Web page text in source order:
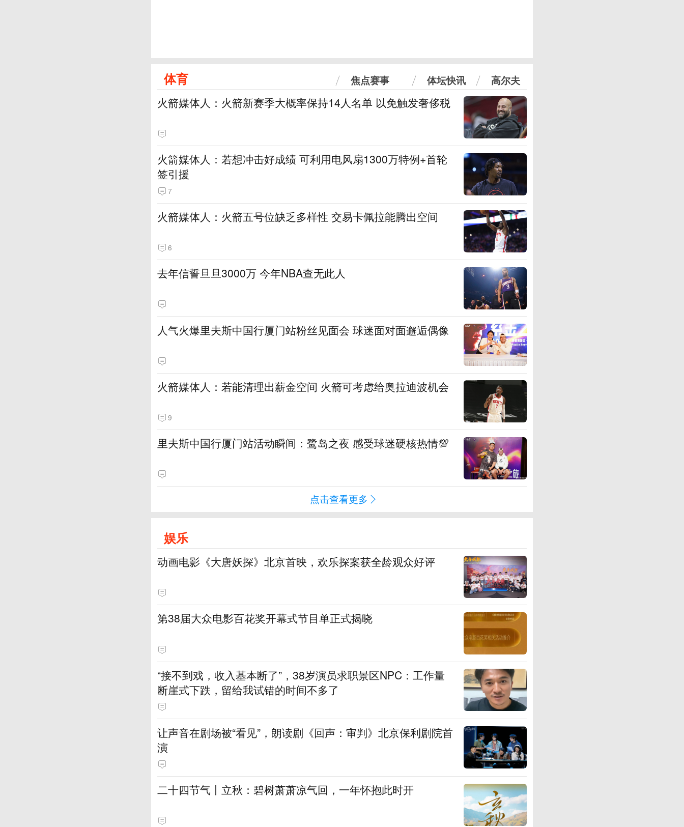
体育 焦点赛事 体坛快讯 高尔夫
火箭媒体人：火箭新赛季大概率保持14人名单 以免触发奢侈税
火箭媒体人：若想冲击好成绩 可利用电风扇1300万特例+首轮
签引援
7
火箭媒体人：火箭五号位缺乏多样性 交易卡佩拉能腾出空间
6
去年信誓旦旦3000万 今年NBA查无此人
人气火爆里夫斯中国行厦门站粉丝见面会 球迷面对面邂逅偶像
火箭媒体人：若能清理出薪金空间 火箭可考虑给奥拉迪波机会
9
里夫斯中国行厦门站活动瞬间：鹭岛之夜 感受球迷硬核热情💯
点击查看更多
娱乐
动画电影《大唐妖探》北京首映，欢乐探案获全龄观众好评
第38届大众电影百花奖开幕式节目单正式揭晓
“接不到戏，收入基本断了”，38岁演员求职景区NPC：工作量
断崖式下跌，留给我试错的时间不多了
让声音在剧场被“看见”，朗读剧《回声：审判》北京保利剧院首
演
二十四节气丨立秋：碧树萧萧凉气回，一年怀抱此时开